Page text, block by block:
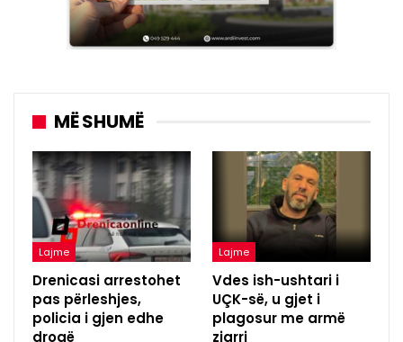
MË SHUMË
Lajme
Drenicasi arrestohet
pas përleshjes,
policia i gjen edhe
drogë
Lajme
Vdes ish-ushtari i
UÇK-së, u gjet i
plagosur me armë
zjarri